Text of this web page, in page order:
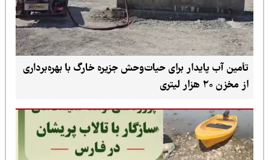
تأمین آب پایدار برای حیات‌وحش جزیره خارگ با بهره‌برداری
از مخزن ۲۰ هزار لیتری